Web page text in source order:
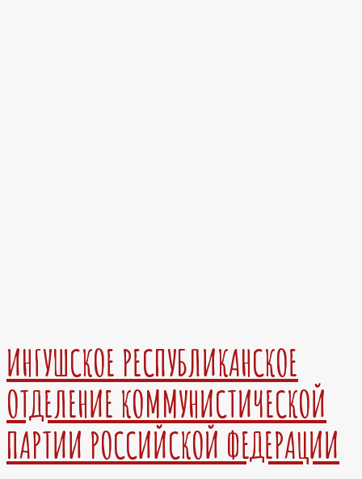
ИНГУШСКОЕ РЕСПУБЛИКАНСКОЕ
ОТДЕЛЕНИЕ КОММУНИСТИЧЕСКОЙ
ПАРТИИ РОССИЙСКОЙ ФЕДЕРАЦИИ